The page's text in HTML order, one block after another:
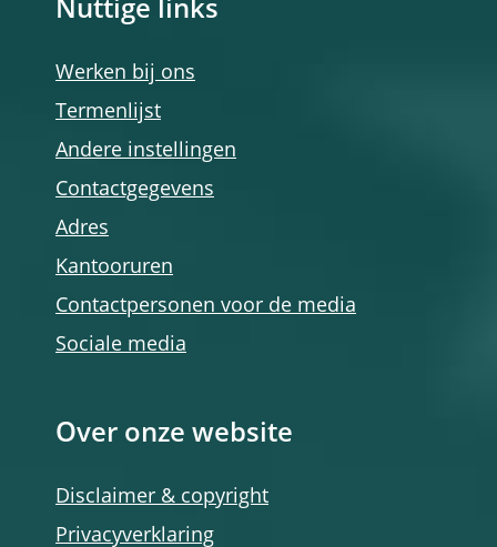
Nuttige links
Werken bij ons
Termenlijst
Andere instellingen
Contactgegevens
Adres
Kantooruren
Contactpersonen voor de media
Sociale media
Over onze website
Disclaimer & copyright
Privacyverklaring